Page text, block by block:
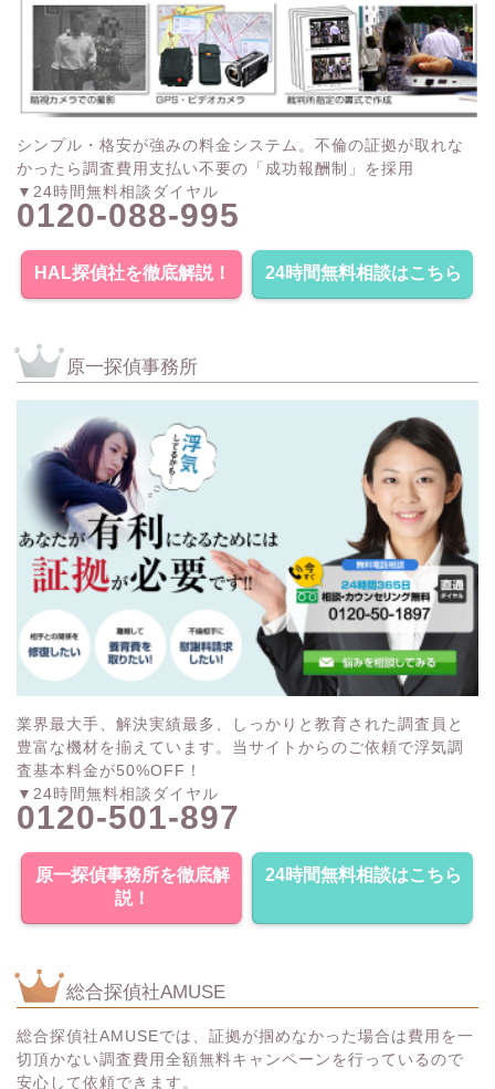
シンプル・格安が強みの料金システム。不倫の証拠が取れな
かったら調査費用支払い不要の「成功報酬制」を採用
▼24時間無料相談ダイヤル
0120-088-995
HAL探偵社を徹底解説！ 24時間無料相談はこちら
原一探偵事務所
業界最大手、解決実績最多、しっかりと教育された調査員と
豊富な機材を揃えています。当サイトからのご依頼で浮気調
査基本料金が50%OFF！
▼24時間無料相談ダイヤル
0120-501-897
原一探偵事務所を徹底解
説！
24時間無料相談はこちら
総合探偵社AMUSE
総合探偵社AMUSEでは、証拠が掴めなかった場合は費用を一
切頂かない調査費用全額無料キャンペーンを行っているので
安心して依頼できます。